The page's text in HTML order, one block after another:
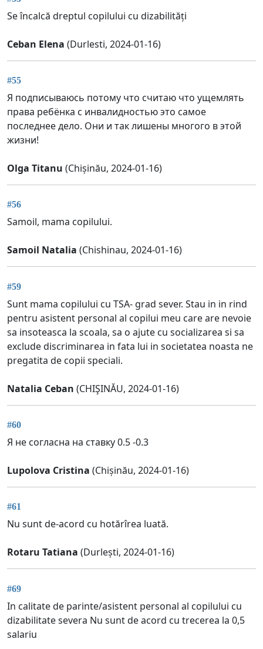
Se încalcă dreptul copilului cu dizabilități
Ceban Elena (Durlesti, 2024-01-16)
#55
Я подписываюсь потому что считаю что ущемлять
права ребёнка с инвалидностью это самое
последнее дело. Они и так лишены многого в этой
жизни!
Olga Titanu (Chișinău, 2024-01-16)
#56
Samoil, mama copilului.
Samoil Natalia (Chishinau, 2024-01-16)
#59
Sunt mama copilului cu TSA- grad sever. Stau in in rind
pentru asistent personal al copilui meu care are nevoie
sa insoteasca la scoala, sa o ajute cu socializarea si sa
exclude discriminarea in fata lui in societatea noasta ne
pregatita de copii speciali.
Natalia Ceban (CHIŞINĂU, 2024-01-16)
#60
Я не согласна на ставку 0.5 -0.3
Lupolova Cristina (Chișinău, 2024-01-16)
#61
Nu sunt de-acord cu hotărîrea luată.
Rotaru Tatiana (Durlești, 2024-01-16)
#69
In calitate de parinte/asistent personal al copilului cu
dizabilitate severa Nu sunt de acord cu trecerea la 0,5
salariu